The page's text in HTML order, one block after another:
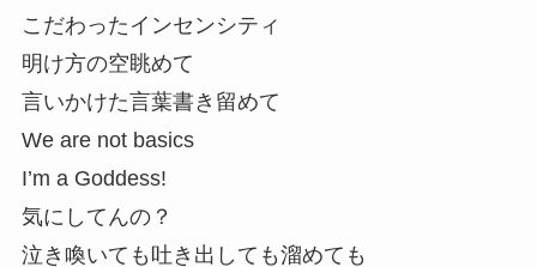
こだわったインセンシティ
明け方の空眺めて
言いかけた言葉書き留めて
We are not basics
I’m a Goddess!
気にしてんの？
泣き喚いても吐き出しても溜めても